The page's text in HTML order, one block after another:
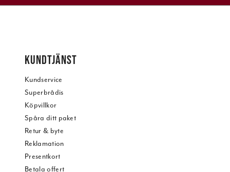
KUNDTJÄNST
Kundservice
Superbrådis
Köpvillkor
Spåra ditt paket
Retur & byte
Reklamation
Presentkort
Betala offert